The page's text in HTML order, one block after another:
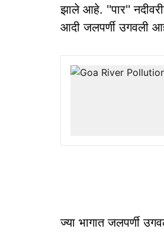
झाले आहे. ''पार''
आदी जलपर्णी उगवली
ज्या भागात जलपर्णी